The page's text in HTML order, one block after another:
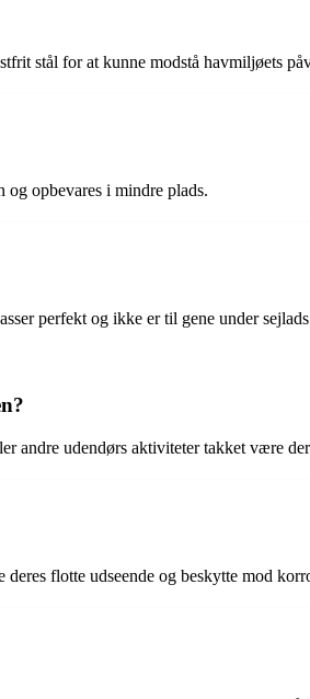
stål for at kunne modstå havmiljøets
og opbevares i mindre plads.
perfekt og ikke er til gene under
andre udendørs aktiviteter takket være
flotte udseende og beskytte mod